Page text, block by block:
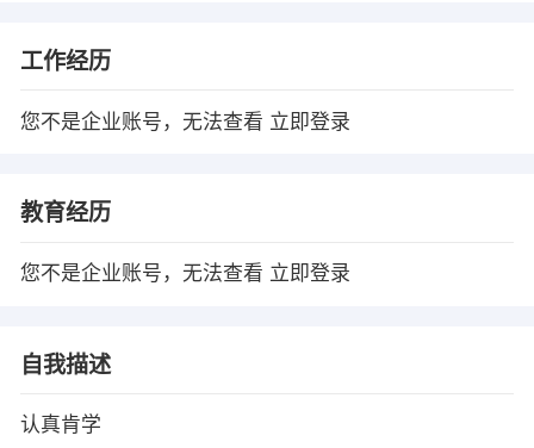
工作经历
您不是企业账号，无法查看 立即登录
教育经历
您不是企业账号，无法查看 立即登录
自我描述
认真肯学